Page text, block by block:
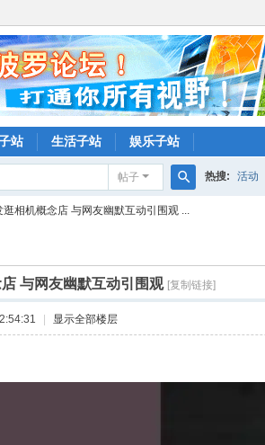
站 生活子站 娱乐子站
帖子 热搜: 活动
逛相机概念店 与网友幽默互动引围观 ...
与网友幽默互动引围观 [复制链接]
显示全部楼层